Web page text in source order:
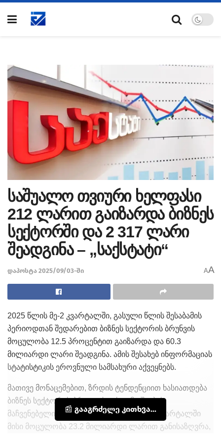
საშუალო თვიური ხელფასი
212 ლარით გაიზარდა ბიზნეს
სექტორში და 2 317 ლარი
შეადგინა – „საქსტატი“
დაპოსტა 2025/09/03-ში AA
2025 წლის მე-2 კვარტალში, გასული წლის შესაბამის
პერიოდთან შედარებით ბიზნეს სექტორის ბრუნვის
მოცულობა 12.5 პროცენტით გაიზარდა და 60.3
მილიარდი ლარი შეადგინა. ამის შესახებ ინფორმაციას
სტატისტიკის ეროვნული სამსახური აქვეყნებს.
მათივე მონაცემებით, ზრდის ტენდენციით ხასიათდება
ბიზნეს სექტორის პროდუქციის გამოშვების
მაჩვენებელიც. კერძოდ, 2025 წლის მე-2 კვარტალში
მისი მოცულობა 23.2 მილიარდი ლარით განისაზღვრა,
📰 გააგრძელე კითხვა...